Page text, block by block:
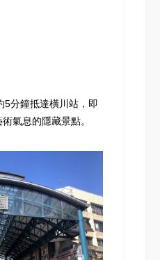
5分鐘抵達橫川站，即
氣息的隱藏景點。